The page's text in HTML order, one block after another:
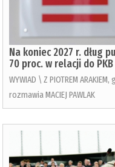
Na koniec 2027 r. dług
70 proc. w relacji do PKB
WYWIAD \ Z PIOTREM
rozmawia MACIEJ PAWLAK